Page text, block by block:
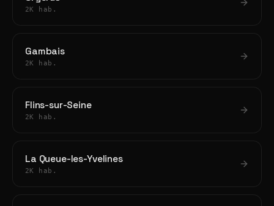
2K hab.
Gambais
2K hab.
Flins-sur-Seine
2K hab.
La Queue-les-Yvelines
2K hab.